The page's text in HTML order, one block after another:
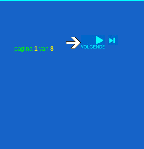
pagina 1 van 8